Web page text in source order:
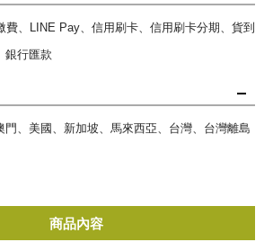
費、LINE Pay、信用刷卡、信用刷卡分期、貨到
銀行匯款
門、美國、新加坡、馬來西亞、台灣、台灣離島
商品內容